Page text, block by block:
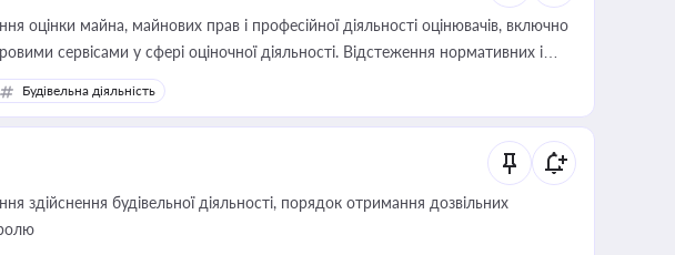
оцінки майна, майнових прав і професійної діяльності оцінювачів, включно
сервісами у сфері оціночної діяльності. Відстеження нормативних і
керівника, юриста або бухгалтера під час оподаткування,
угод і перевірки статусу суб'єктів оціночної діяльності
Будівельна діяльність
здійснення будівельної діяльності, порядок отримання дозвільних